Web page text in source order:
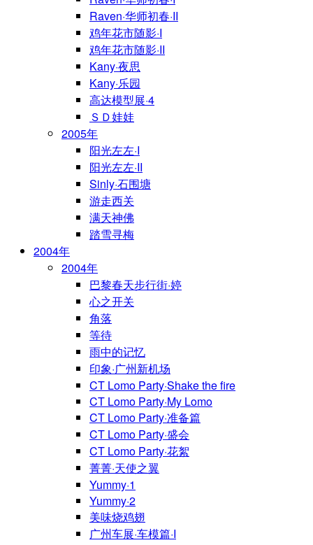
Raven·华师初春·II
鸡年花市随影·I
鸡年花市随影·II
Kany·夜思
Kany·乐园
高达模型展·4
ＳＤ娃娃
2005年
阳光左左·I
阳光左左·II
Sinly·石围塘
游走西关
满天神佛
踏雪寻梅
2004年
2004年
巴黎春天步行街·婷
心之开关
角落
等待
雨中的记忆
印象·广州新机场
CT Lomo Party·Shake the fire
CT Lomo Party·My Lomo
CT Lomo Party·准备篇
CT Lomo Party·盛会
CT Lomo Party·花絮
菁菁·天使之翼
Yummy·1
Yummy·2
美味烧鸡翅
广州车展·车模篇·I